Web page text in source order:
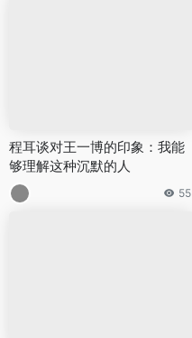
程耳谈对王一博的印象：我能
够理解这种沉默的人
55